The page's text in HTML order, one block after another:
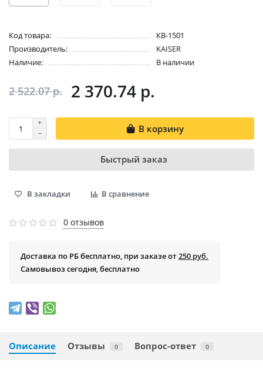
Код товара:
КВ-1501
Производитель:
KAISER
Наличие:
В наличии
2 522.07 р. 2 370.74 р.
В корзину
Быстрый заказ
В закладки В сравнение
0 отзывов
Доставка по РБ бесплатно, при заказе от250 руб.
Самовывоз сегодня, бесплатно
Описание Отзывы 0 Вопрос-ответ 0